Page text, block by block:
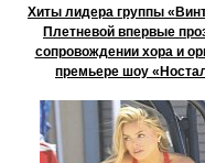
Хиты лидера группы
Плетневой впервые
сопровождении хора и
премьере шоу